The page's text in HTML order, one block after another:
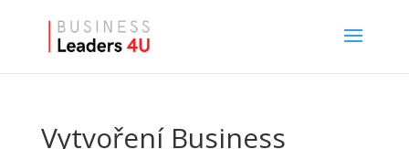
Vytvoření Business